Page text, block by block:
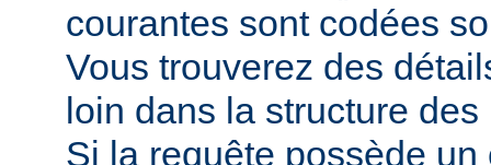
courantes sont codées
Vous trouverez des
loin dans la structure
Si la requête possède